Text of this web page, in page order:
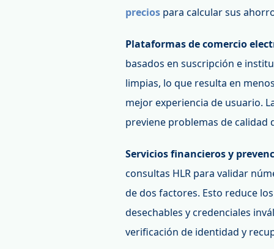
precios para calcular sus
Plataformas de comercio
basados en suscripción e
limpias, lo que resulta en
mejor experiencia de usuario.
previene problemas de calidad
Servicios financieros y
consultas HLR para validar
de dos factores. Esto reduce
desechables y credenciales
verificación de identidad y